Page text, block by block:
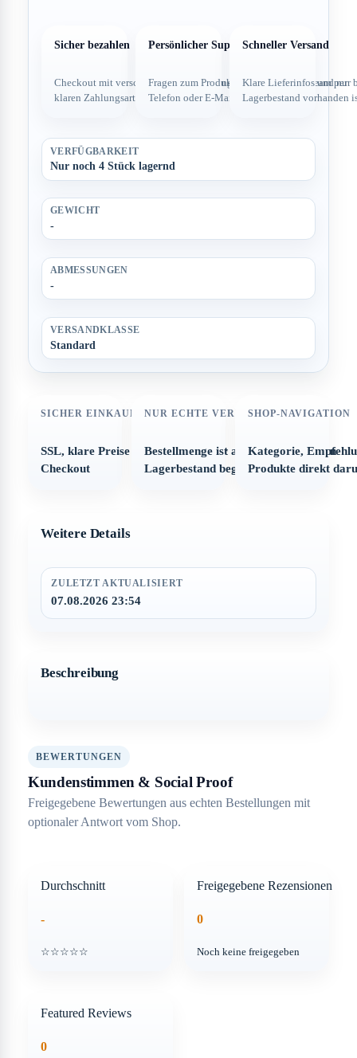
Sicher bezahlen
Checkout mit verschlüsselter Verbindung und
klaren Zahlungsarten.
Persönlicher Support
Fragen zum Produkt direkt über dein Team per
Telefon oder E-Mail.
Schneller Versand
Klare Lieferinfos und nur
Lagerbestand vorhanden
VERFÜGBARKEIT
Nur noch 4 Stück lagernd
GEWICHT
-
ABMESSUNGEN
-
VERSANDKLASSE
Standard
SICHER EINKAUFEN
SSL, klare Preise und strukturierter
Checkout
NUR ECHTE VERFÜGBARKEIT
Bestellmenge ist automatisch auf den
Lagerbestand begrenzt
SHOP-NAVIGATION
Kategorie,
Produkte direkt
Weitere Details
ZULETZT AKTUALISIERT
07.08.2026 23:54
Beschreibung
BEWERTUNGEN
Kundenstimmen & Social Proof
Freigegebene Bewertungen aus echten Bestellungen mit
optionaler Antwort vom Shop.
Durchschnitt
-
☆☆☆☆☆
Freigegebene Rezensionen
0
Noch keine freigegeben
Featured Reviews
0